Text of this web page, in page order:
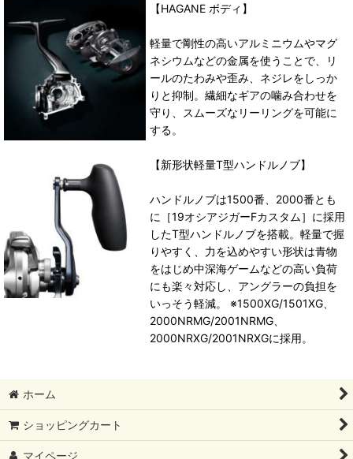
【HAGANE ボディ】
軽量で剛性の高いアルミニウムやマグ
ネシウムなどの金属を使うことで、リ
ールのたわみや歪み、ネジレをしっか
りと抑制。繊細なギアの噛み合わせを
守り、スムーズなリーリングを可能に
する。
【新形状軽量T型ハンドルノブ】
ハンドルノブは1500番、2000番とも
に［19オシアジガーFカスタム］に採用
したT型ハンドルノブを搭載。軽量で握
りやすく、力を込めやすい形状は青物
をはじめ中深海ゲームなどの高い負荷
にも楽々対応し、アングラーの負担を
いっそう軽減。 ※1500XG/1501XG、
2000NRMG/2001NRMG、
2000NRXG/2001NRXGに採用。
ホーム
ショッピングカート
マイページ